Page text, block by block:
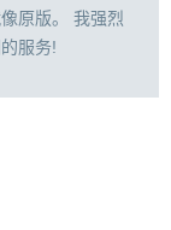
原版。 我强烈
服务!